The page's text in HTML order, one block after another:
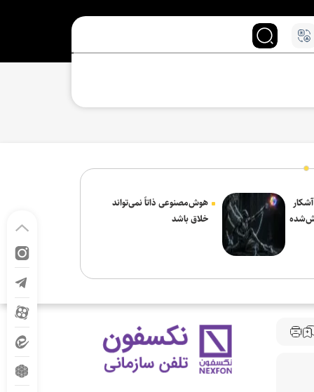
هوش‌مصنوعی ذاتاً نمی‌تواند
خلاق باشد